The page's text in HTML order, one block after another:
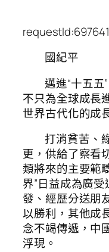
國紀平
邁進“十五五
不只為全球成長
世界古代化的成
打消貧苦、
更，供給了察看
類將來的主要範
界”日益成為廣
發、經歷分送朋
以勝利，其他成
念不竭傳遞，中
浮現。